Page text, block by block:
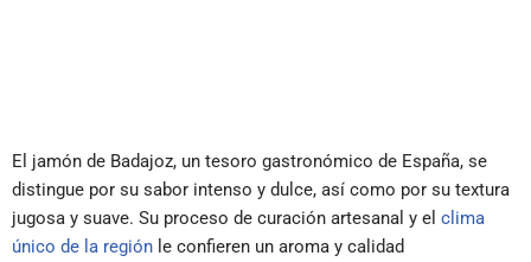
El jamón de Badajoz, un tesoro gastronómico de España, se
distingue por su sabor intenso y dulce, así como por su textura
jugosa y suave. Su proceso de curación artesanal y el clima
único de la región le confieren un aroma y calidad